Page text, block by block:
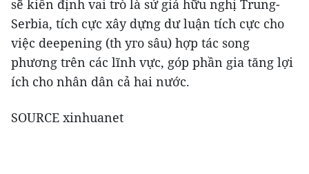
sẽ kiên định vai trò là sứ giả hữu nghị Trung-
Serbia, tích cực xây dựng dư luận tích cực cho
việc deepening (th угo sâu) hợp tác song
phương trên các lĩnh vực, góp phần gia tăng lợi
ích cho nhân dân cả hai nước.
SOURCE xinhuanet